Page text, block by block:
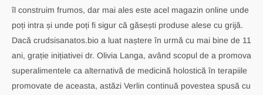
îl construim frumos, dar mai ales este acel magazin online unde
poți intra și unde poți fi sigur că găsești produse alese cu grijă.
Dacă crudsisanatos.bio a luat naștere în urmă cu mai bine de 11
ani, grație inițiativei dr. Olivia Langa, având scopul de a promova
superalimentele ca alternativă de medicină holostică în terapiile
promovate de aceasta, astăzi Verlin continuă povestea spusă cu